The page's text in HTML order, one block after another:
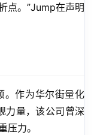
点。”Jump在声明
作为华尔街量化
力量，该公司曾深
压力。